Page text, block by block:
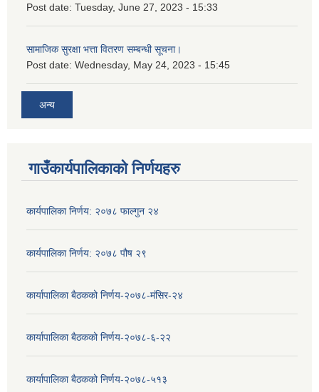
Post date: Tuesday, June 27, 2023 - 15:33
सामाजिक सुरक्षा भत्ता वितरण सम्बन्धी सूचना।
Post date: Wednesday, May 24, 2023 - 15:45
अन्य
गाउँकार्यपालिकाको निर्णयहरु
कार्यपालिका निर्णय: २०७८ फाल्गुन २४
कार्यपालिका निर्णय: २०७८ पौष २९
कार्यापालिका बैठकको निर्णय-२०७८-मंसिर-२४
कार्यापालिका बैठकको निर्णय-२०७८-६-२२
कार्यापालिका बैठकको निर्णय-२०७८-५१३